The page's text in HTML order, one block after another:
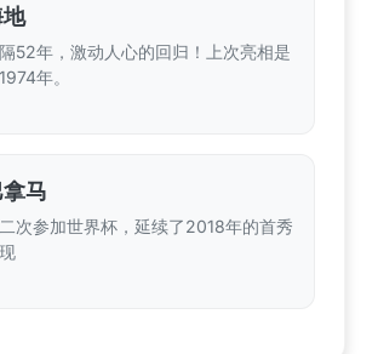
52年，激动人心的回归！上次亮相是
年。
马
次参加世界杯，延续了2018年的首秀